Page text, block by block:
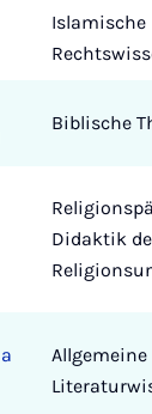
Islamische
Biblische
Didaktik